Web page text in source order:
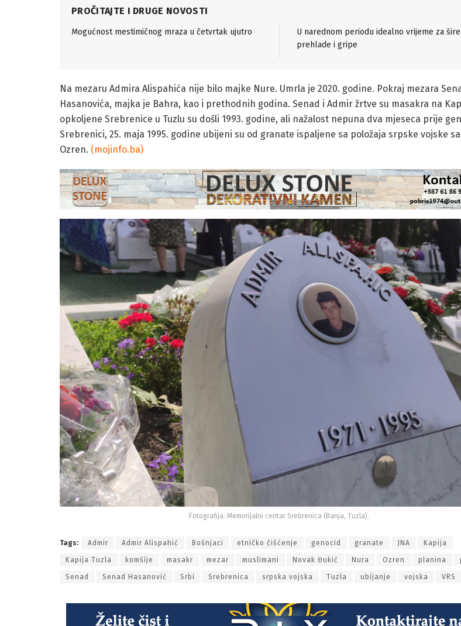
PROČITAJTE I DRUGE NOVOSTI
Mogućnost mestimičnog mraza u četvrtak ujutro
U narednom periodu idealno vrijeme za
prehlade i gripe
Na mezaru Admira Alispahića nije bilo majke Nure. Umrla je 2020. godine. Pokraj mezara
Hasanovića, majka je Bahra, kao i prethodnih godina. Senad i Admir žrtve su masakra na
opkoljene Srebrenice u Tuzlu su došli 1993. godine, ali nažalost nepuna dva mjeseca prije
Srebrenici, 25. maja 1995. godine ubijeni su od granate ispaljene sa položaja srpske vojske
Ozren. (mojinfo.ba)
Fotografija: Memorijalni centar Srebrenica (Banja, Tuzla).
Tags: Admir Admir Alispahić Bošnjaci etničko čišćenje genocid granate JNA Kapija
Kapija Tuzla komšije masakr mezar muslimani Novak Đukić Nura Ozren planina
Senad Senad Hasanović Srbi Srebrenica srpska vojska Tuzla ubijanje vojska VRS